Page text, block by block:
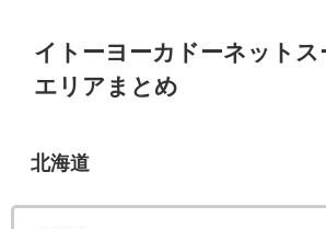
イトーヨーカドーネットス
エリアまとめ
北海道